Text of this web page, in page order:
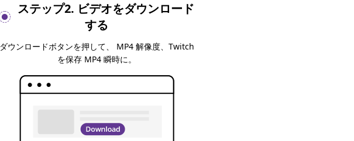
ステップ2. ビデオをダウンロード
する
ダウンロードボタンを押して、 MP4 解像度、Twitch
を保存 MP4 瞬時に。